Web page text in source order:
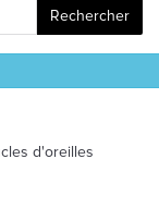
Rechercher
d'oreilles